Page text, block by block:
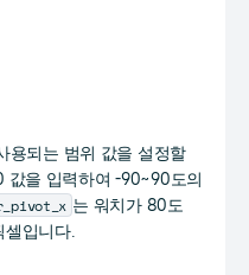
용되는 범위 값을 설정할
값을 입력하여 -90~90도의
는 워치가 80도
셀입니다.